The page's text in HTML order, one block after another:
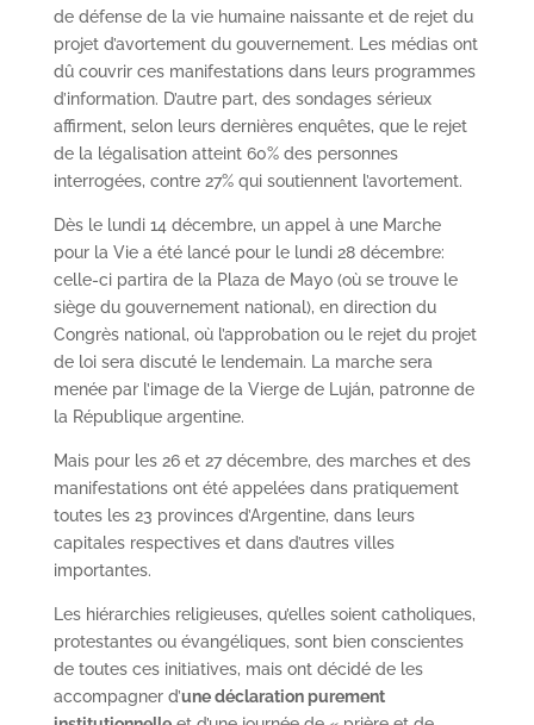
de défense de la vie humaine naissante et de rejet du
projet d’avortement du gouvernement. Les médias ont
dû couvrir ces manifestations dans leurs programmes
d’information. D’autre part, des sondages sérieux
affirment, selon leurs dernières enquêtes, que le rejet
de la légalisation atteint 60% des personnes
interrogées, contre 27% qui soutiennent l’avortement.
Dès le lundi 14 décembre, un appel à une Marche
pour la Vie a été lancé pour le lundi 28 décembre:
celle-ci partira de la Plaza de Mayo (où se trouve le
siège du gouvernement national), en direction du
Congrès national, où l’approbation ou le rejet du projet
de loi sera discuté le lendemain. La marche sera
menée par l’image de la Vierge de Luján, patronne de
la République argentine.
Mais pour les 26 et 27 décembre, des marches et des
manifestations ont été appelées dans pratiquement
toutes les 23 provinces d’Argentine, dans leurs
capitales respectives et dans d’autres villes
importantes.
Les hiérarchies religieuses, qu’elles soient catholiques,
protestantes ou évangéliques, sont bien conscientes
de toutes ces initiatives, mais ont décidé de les
accompagner d’une déclaration purement